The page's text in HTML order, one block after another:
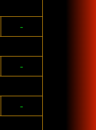
-
-
-